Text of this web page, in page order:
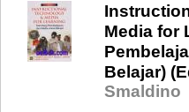
Media for
Belajar)
Smaldino